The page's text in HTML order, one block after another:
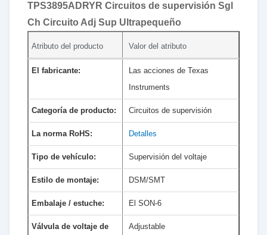
TPS3895ADRYR Circuitos de supervisión Sgl
Ch Circuito Adj Sup Ultrapequeño
Atributo del producto Valor del atributo
El fabricante:
Las acciones de Texas
Instruments
Categoría de producto: Circuitos de supervisión
La norma RoHS: Detalles
Tipo de vehículo: Supervisión del voltaje
Estilo de montaje: DSM/SMT
Embalaje / estuche: El SON-6
Válvula de voltaje de
Adjustable